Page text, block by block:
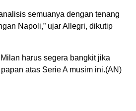
semuanya dengan tenang
Napoli,” ujar Allegri, dikutip
harus segera bangkit jika
atas Serie A musim ini.(AN)